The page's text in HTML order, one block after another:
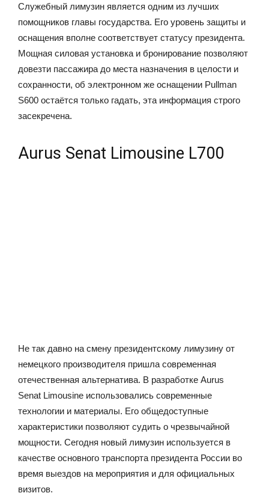
Служебный лимузин является одним из лучших
помощников главы государства. Его уровень защиты и
оснащения вполне соответствует статусу президента.
Мощная силовая установка и бронирование позволяют
довезти пассажира до места назначения в целости и
сохранности, об электронном же оснащении Pullman
S600 остаётся только гадать, эта информация строго
засекречена.
Aurus Senat Limousine L700
Не так давно на смену президентскому лимузину от
немецкого производителя пришла современная
отечественная альтернатива. В разработке Aurus
Senat Limousine использовались современные
технологии и материалы. Его общедоступные
характеристики позволяют судить о чрезвычайной
мощности. Сегодня новый лимузин используется в
качестве основного транспорта президента России во
время выездов на мероприятия и для официальных
визитов.